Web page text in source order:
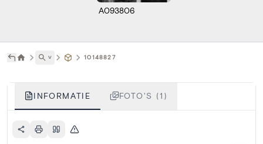
A093806
˅ 10148827
INFORMATIE FOTO'S (1)